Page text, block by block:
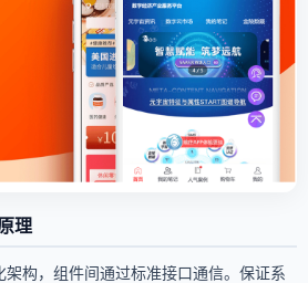
理
构，组件间通过标准接口通信。保证系